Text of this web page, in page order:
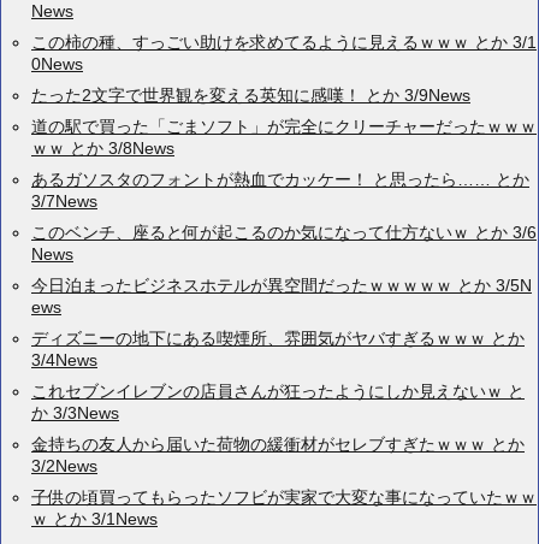
News
この柿の種、すっごい助けを求めてるように見えるｗｗｗ とか 3/1
0News
たった2文字で世界観を変える英知に感嘆！ とか 3/9News
道の駅で買った「ごまソフト」が完全にクリーチャーだったｗｗｗ
ｗｗ とか 3/8News
あるガソスタのフォントが熱血でカッケー！ と思ったら…… とか
3/7News
このベンチ、座ると何が起こるのか気になって仕方ないｗ とか 3/6
News
今日泊まったビジネスホテルが異空間だったｗｗｗｗｗ とか 3/5N
ews
ディズニーの地下にある喫煙所、雰囲気がヤバすぎるｗｗｗ とか
3/4News
これセブンイレブンの店員さんが狂ったようにしか見えないｗ と
か 3/3News
金持ちの友人から届いた荷物の緩衝材がセレブすぎたｗｗｗ とか
3/2News
子供の頃買ってもらったソフビが実家で大変な事になっていたｗｗ
ｗ とか 3/1News